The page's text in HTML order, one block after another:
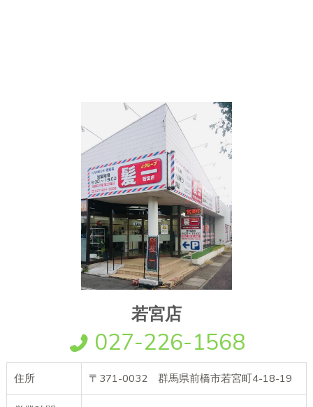
若宮店
027-226-1568
住所 〒371-0032 群馬県前橋市若宮町4-18-19